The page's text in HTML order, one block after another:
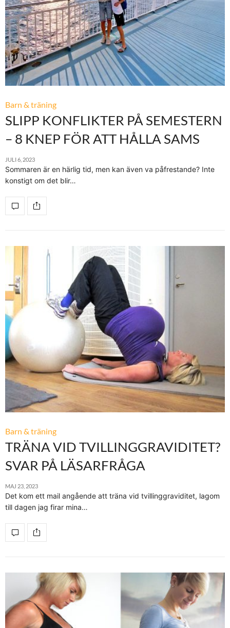
Barn & träning
SLIPP KONFLIKTER PÅ SEMESTERN
– 8 KNEP FÖR ATT HÅLLA SAMS
JULI 6, 2023
Sommaren är en härlig tid, men kan även va påfrestande? Inte
konstigt om det blir…
Barn & träning
TRÄNA VID TVILLINGGRAVIDITET?
SVAR PÅ LÄSARFRÅGA
MAJ 23, 2023
Det kom ett mail angående att träna vid tvillinggraviditet, lagom
till dagen jag firar mina…